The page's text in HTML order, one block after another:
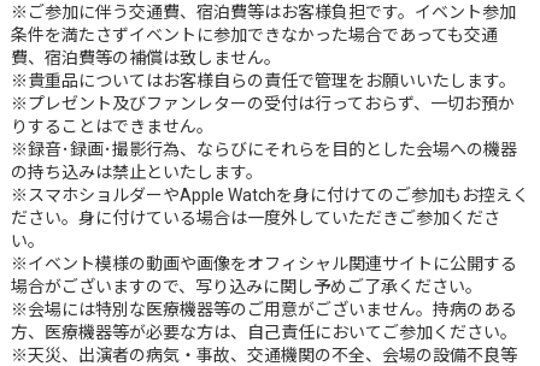
※ご参加に伴う交通費、宿泊費等はお客様負担です。イベント参加
条件を満たさずイベントに参加できなかった場合であっても交通
費、宿泊費等の補償は致しません。
※貴重品についてはお客様自らの責任で管理をお願いいたします。
※プレゼント及びファンレターの受付は行っておらず、一切お預か
りすることはできません。
※録音･録画･撮影行為、ならびにそれらを目的とした会場への機器
の持ち込みは禁止といたします。
※スマホショルダーやApple Watchを身に付けてのご参加もお控えく
ださい。身に付けている場合は一度外していただきご参加くださ
い。
※イベント模様の動画や画像をオフィシャル関連サイトに公開する
場合がございますので、写り込みに関し予めご了承ください。
※会場には特別な医療機器等のご用意がございません。持病のある
方、医療機器等が必要な方は、自己責任においてご参加ください。
※天災、出演者の病気・事故、交通機関の不全、会場の設備不良等